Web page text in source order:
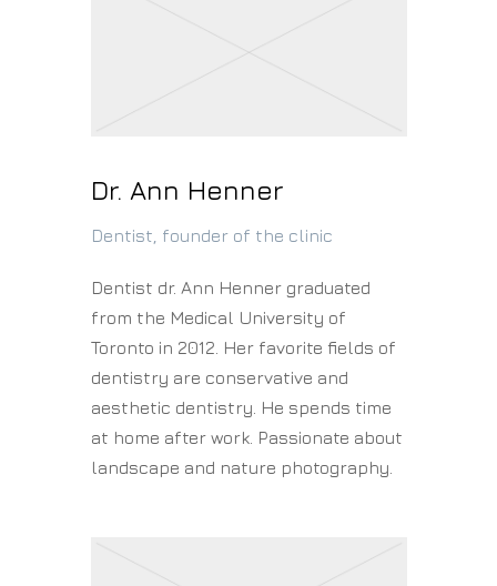
Dr. Ann Henner
Dentist, founder of the clinic
Dentist dr. Ann Henner graduated
from the Medical University of
Toronto in 2012. Her favorite fields of
dentistry are conservative and
aesthetic dentistry. He spends time
at home after work. Passionate about
landscape and nature photography.